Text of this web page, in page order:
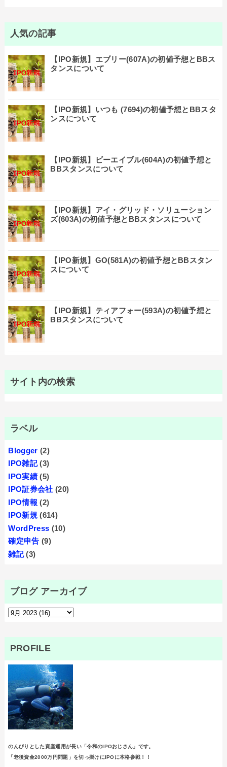
人気の記事
【IPO新規】エブリー(607A)の初値予想とBBス
タンスについて
【IPO新規】いつも (7694)の初値予想とBBスタ
ンスについて
【IPO新規】ビーエイブル(604A)の初値予想と
BBスタンスについて
【IPO新規】アイ・グリッド・ソリューション
ズ(603A)の初値予想とBBスタンスについて
【IPO新規】GO(581A)の初値予想とBBスタン
スについて
【IPO新規】ティアフォー(593A)の初値予想と
BBスタンスについて
サイト内の検索
ラベル
Blogger (2)
IPO雑記 (3)
IPO実績 (5)
IPO証券会社 (20)
IPO情報 (2)
IPO新規 (614)
WordPress (10)
確定申告 (9)
雑記 (3)
ブログ アーカイブ
PROFILE
のんびりとした資産運用が長い「令和のIPOおじさん」です。
「老後資金2000万円問題」を切っ掛けにIPOに本格参戦！！